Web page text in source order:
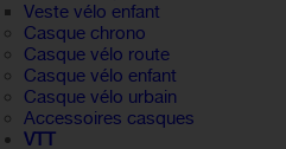
Veste vélo enfant
Casque chrono
Casque vélo route
Casque vélo enfant
Casque vélo urbain
Accessoires casques
VTT